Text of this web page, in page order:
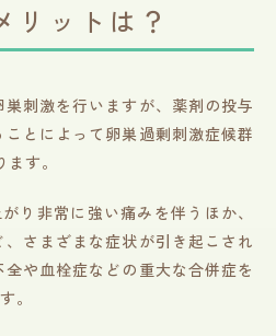
リットは？
刺激を行いますが、薬剤の投与
とによって卵巣過剰刺激症候群
す。
り非常に強い痛みを伴うほか、
さまざまな症状が引き起こされ
や血栓症などの重大な合併症を
。